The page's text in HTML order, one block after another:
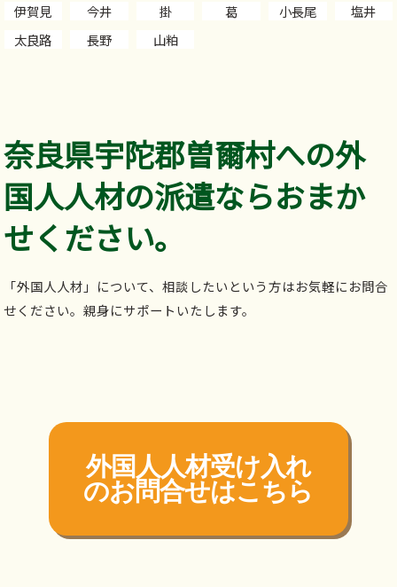
伊賀見 今井 掛 葛 小長尾
塩井
太良路
長野 山粕
奈良県宇陀郡曽爾村への外
国人人材の派遣ならおまか
せください。
「外国人人材」について、相談したいという方はお気軽にお問合
せください。親身にサポートいたします。
外国人人材受け入れ
のお問合せはこちら